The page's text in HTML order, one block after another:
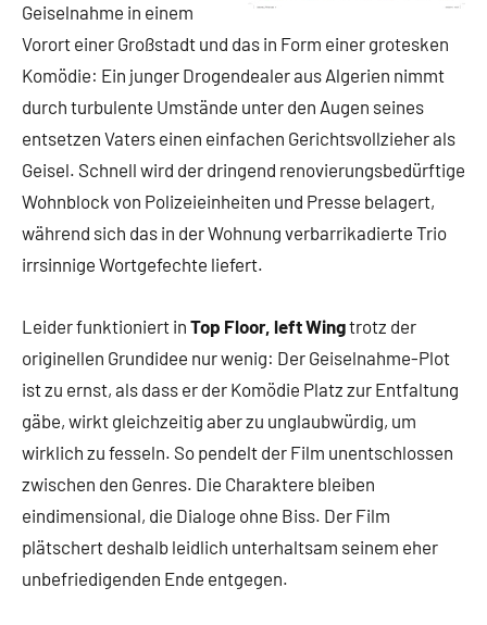
Geiselnahme in einem
Vorort einer Großstadt und das in Form einer grotesken
Komödie: Ein junger Drogendealer aus Algerien nimmt
durch turbulente Umstände unter den Augen seines
entsetzen Vaters einen einfachen Gerichtsvollzieher als
Geisel. Schnell wird der dringend renovierungsbedürftige
Wohnblock von Polizeieinheiten und Presse belagert,
während sich das in der Wohnung verbarrikadierte Trio
irrsinnige Wortgefechte liefert.
Leider funktioniert in Top Floor, left Wingtrotz der
originellen Grundidee nur wenig: Der Geiselnahme-Plot
ist zu ernst, als dass er der Komödie Platz zur Entfaltung
gäbe, wirkt gleichzeitig aber zu unglaubwürdig, um
wirklich zu fesseln. So pendelt der Film unentschlossen
zwischen den Genres. Die Charaktere bleiben
eindimensional, die Dialoge ohne Biss. Der Film
plätschert deshalb leidlich unterhaltsam seinem eher
unbefriedigenden Ende entgegen.